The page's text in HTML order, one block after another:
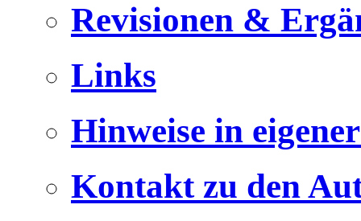
Revisionen &
Links
Hinweise in
Kontakt zu den